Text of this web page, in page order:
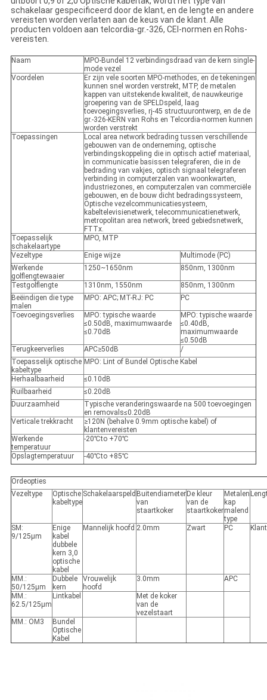
schakelaar gespecificeerd door de klant, en de lengte en andere
vereisten worden verlaten aan de keus van de klant. Alle
producten voldoen aan telcordia-gr.-326, CEI-normen en Rohs-
vereisten.
Naam
MPO-Bundel 12 verbindingsdraad van de kern single-
mode vezel
Voordelen
Er zijn vele soorten MPO-methodes, en de tekeningen
kunnen snel worden verstrekt, MTP, de metalen
kappen van uitstekende kwaliteit, de nauwkeurige
groepering van de SPELDspeld, laag
toevoegingsverlies, rj-45 structuurontwerp, en de de
gr.-326-KERN van Rohs en Telcordia-normen kunnen
worden verstrekt
Toepassingen
Local area network bedrading tussen verschillende
gebouwen van de onderneming, optische
verbindingskoppeling die in optisch actief materiaal,
in communicatie basissen telegraferen, die in de
bedrading van vakjes, optisch signaal telegraferen
verbinding in computerzalen van woonkwarten,
industriezones, en computerzalen van commerciële
gebouwen, en de bouw dicht bedradingssysteem,
Optische vezelcommunicatiesysteem,
kabeltelevisienetwerk, telecommunicatienetwerk,
metropolitan area network, breed gebiedsnetwerk,
FTTx.
Toepasselijk
schakelaartype
MPO, MTP
Vezeltype Enige wijze
Multimode (PC)
Werkende
golflengtewaaier
1250~1650nm 850nm, 1300nm
Testgolflengte 1310nm, 1550nm
850nm, 1300nm
Beëindigen die type
malen
MPO: APC; MT-RJ: PC PC
Toevoegingsverlies
MPO: typische waarde
≤0.50dB, maximumwaarde
≤0.70dB
MPO: typische waarde
≤0.40dB,
maximumwaarde
≤0.50dB
Terugkeerverlies
APC≥50dB
/
Toepasselijk optische
kabeltype
MPO: Lint of Bundel Optische Kabel
Herhaalbaarheid
≤0.10dB
Ruilbaarheid
≤0.20dB
Duurzaamheid
Typische veranderingswaarde na 500 toevoegingen
en removals≤0.20dB
Verticale trekkracht
≥120N (behalve 0.9mm optische kabel) of
klantenvereisten
Werkende
temperatuur
-20℃to +70℃
Opslagtemperatuur -40℃to +85℃
Ordeopties
Vezeltype
Optische
kabeltype
Schakelaarspeld Buitendiameter
van
staartkoker
De kleur
van de
staartkoker
Metalen
kap
malend
type
SM:
9/125μm
Enige
kabel
dubbele
kern 3,0
optische
kabel
Mannelijk hoofd 2.0mm Zwart PC
MM.:
50/125μm
Dubbele
kern
Vrouwelijk
hoofd
3.0mm APC
MM.:
62.5/125μm
Lintkabel
Met de koker
van de
vezelstaart
MM.: OM3
Bundel
Optische
Kabel